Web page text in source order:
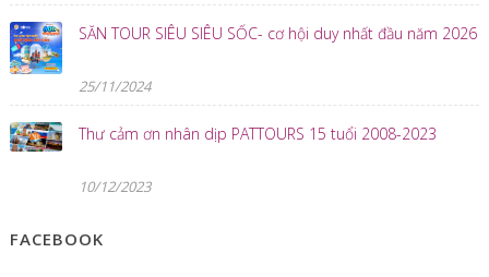
SĂN TOUR SIÊU SIÊU SỐC- cơ hội duy nhất đầu năm 2026
25/11/2024
Thư cảm ơn nhân dịp PATTOURS 15 tuổi 2008-2023
10/12/2023
FACEBOOK